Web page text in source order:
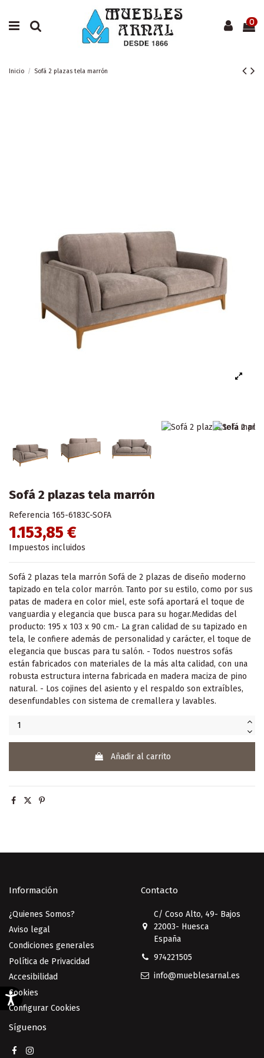
0
Inicio Sofá 2 plazas tela marrón
Sofá 2 plazas tela marrón
Referencia 165-6183C-SOFA
1.153,85 €
Impuestos incluidos
Sofá 2 plazas tela marrón Sofá de 2 plazas de diseño moderno
tapizado en tela color marrón. Tanto por su estilo, como por sus
patas de madera en color miel, este sofá aportará el toque de
vanguardia y elegancia que busca para su hogar.Medidas del
producto: 195 x 103 x 90 cm.- La gran calidad de su tapizado en
tela, le confiere además de personalidad y carácter, el toque de
elegancia que buscas para tu salón. - Todos nuestros sofás
están fabricados con materiales de la más alta calidad, con una
robusta estructura interna fabricada en madera maciza de pino
natural. - Los cojines del asiento y el respaldo son extraíbles,
desenfundables con sistema de cremallera y lavables.
Añadir al carrito
Información
¿Quienes Somos?
Aviso legal
Condiciones generales
Política de Privacidad
Accesibilidad
Cookies
Configurar Cookies
Contacto
C/ Coso Alto, 49- Bajos
22003- Huesca
España
974221505
info@mueblesarnal.es
Síguenos